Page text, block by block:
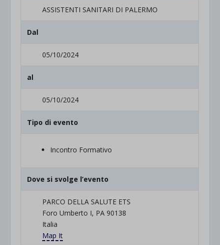
ASSISTENTI SANITARI DI PALERMO
Dal
05/10/2024
al
05/10/2024
Tipo di evento
Incontro Formativo
Dove si svolge l’evento
PARCO DELLA SALUTE ETS
Foro Umberto I, PA 90138
Italia
Map It